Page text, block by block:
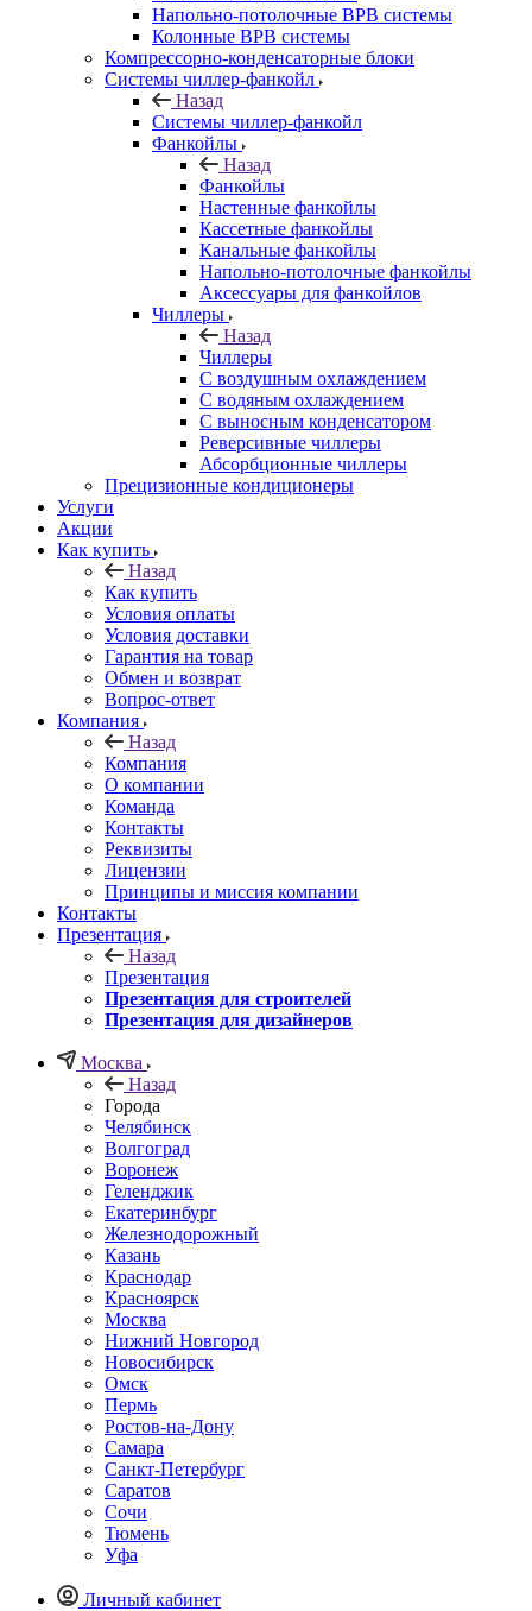
Напольно-потолочные ВРВ системы
Колонные ВРВ системы
Компрессорно-конденсаторные блоки
Системы чиллер-фанкойл
Назад
Системы чиллер-фанкойл
Фанкойлы
Назад
Фанкойлы
Настенные фанкойлы
Кассетные фанкойлы
Канальные фанкойлы
Напольно-потолочные фанкойлы
Аксессуары для фанкойлов
Чиллеры
Назад
Чиллеры
С воздушным охлаждением
С водяным охлаждением
С выносным конденсатором
Реверсивные чиллеры
Абсорбционные чиллеры
Прецизионные кондиционеры
Услуги
Акции
Как купить
Назад
Как купить
Условия оплаты
Условия доставки
Гарантия на товар
Обмен и возврат
Вопрос-ответ
Компания
Назад
Компания
О компании
Команда
Контакты
Реквизиты
Лицензии
Принципы и миссия компании
Контакты
Презентация
Назад
Презентация
Презентация для строителей
Презентация для дизайнеров
Москва
Назад
Города
Челябинск
Волгоград
Воронеж
Геленджик
Екатеринбург
Железнодорожный
Казань
Краснодар
Красноярск
Москва
Нижний Новгород
Новосибирск
Омск
Пермь
Ростов-на-Дону
Самара
Санкт-Петербург
Саратов
Сочи
Тюмень
Уфа
Личный кабинет